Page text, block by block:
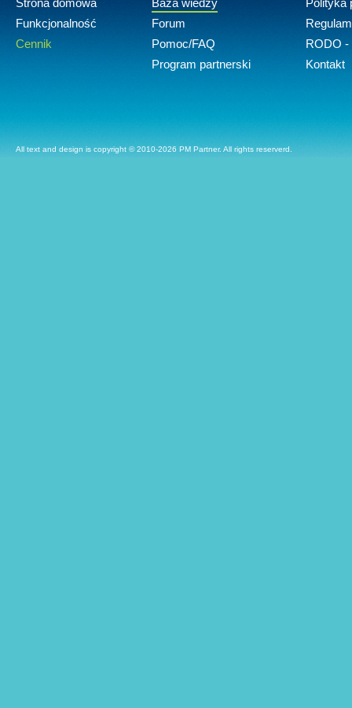
Strona domowa
Funkcjonalność
Cennik
Baza wiedzy
Forum
Pomoc/FAQ
Program partnerski
Polityka
RODO -
Kontakt
All text and design is copyright © 2010-2026 PM Partner. All rights reserverd.